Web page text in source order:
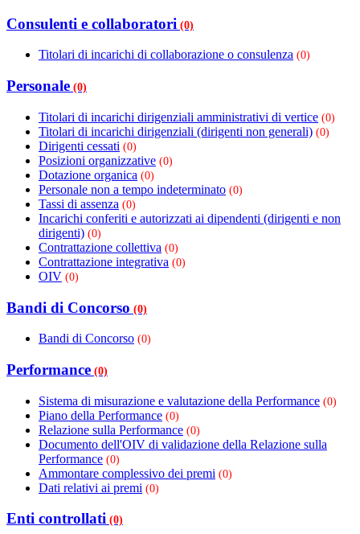
Consulenti e collaboratori (0)
Titolari di incarichi di collaborazione o consulenza (0)
Personale (0)
Titolari di incarichi dirigenziali amministrativi di vertice (0)
Titolari di incarichi dirigenziali (dirigenti non generali) (0)
Dirigenti cessati (0)
Posizioni organizzative (0)
Dotazione organica (0)
Personale non a tempo indeterminato (0)
Tassi di assenza (0)
Incarichi conferiti e autorizzati ai dipendenti (dirigenti e non
dirigenti) (0)
Contrattazione collettiva (0)
Contrattazione integrativa (0)
OIV (0)
Bandi di Concorso (0)
Bandi di Concorso (0)
Performance (0)
Sistema di misurazione e valutazione della Performance (0)
Piano della Performance (0)
Relazione sulla Performance (0)
Documento dell'OIV di validazione della Relazione sulla
Performance (0)
Ammontare complessivo dei premi (0)
Dati relativi ai premi (0)
Enti controllati (0)